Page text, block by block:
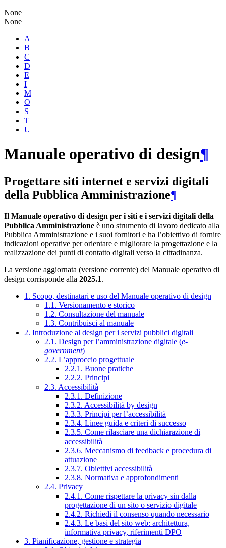
None
None
A
B
C
D
E
I
M
O
S
T
U
Manuale operativo di design¶
Progettare siti internet e servizi digitali
della Pubblica Amministrazione¶
Il Manuale operativo di design per i siti e i servizi digitali della
Pubblica Amministrazione è uno strumento di lavoro dedicato alla
Pubblica Amministrazione e i suoi fornitori e ha l’obiettivo di fornire
indicazioni operative per orientare e migliorare la progettazione e la
realizzazione dei punti di contatto digitali verso la cittadinanza.
La versione aggiornata (versione corrente) del Manuale operativo di
design corrisponde alla 2025.1.
1. Scopo, destinatari e uso del Manuale operativo di design
1.1. Versionamento e storico
1.2. Consultazione del manuale
1.3. Contribuisci al manuale
2. Introduzione al design per i servizi pubblici digitali
2.1. Design per l’amministrazione digitale (e-
government)
2.2. L’approccio progettuale
2.2.1. Buone pratiche
2.2.2. Principi
2.3. Accessibilità
2.3.1. Definizione
2.3.2. Accessibilità by design
2.3.3. Principi per l’accessibilità
2.3.4. Linee guida e criteri di successo
2.3.5. Come rilasciare una dichiarazione di
accessibilità
2.3.6. Meccanismo di feedback e procedura di
attuazione
2.3.7. Obiettivi accessibilità
2.3.8. Normativa e approfondimenti
2.4. Privacy
2.4.1. Come rispettare la privacy sin dalla
progettazione di un sito o servizio digitale
2.4.2. Richiedi il consenso quando necessario
2.4.3. Le basi del sito web: architettura,
informativa privacy, riferimenti DPO
3. Pianificazione, gestione e strategia